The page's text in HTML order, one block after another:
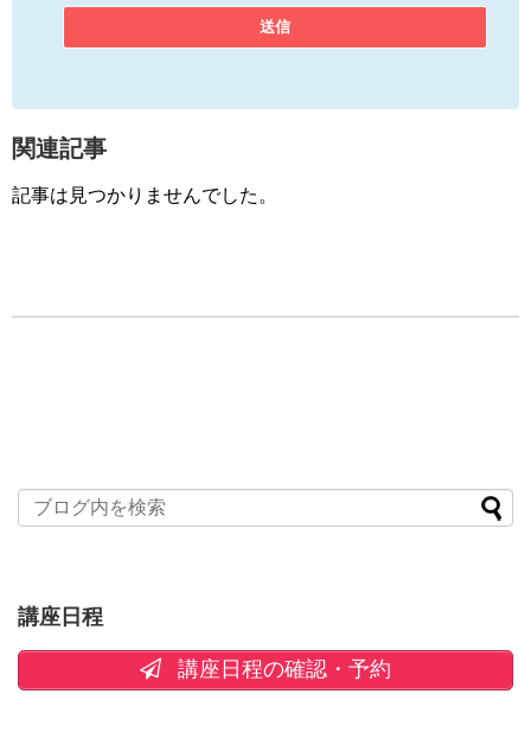
関連記事
記事は見つかりませんでした。
講座日程
講座日程の確認・予約